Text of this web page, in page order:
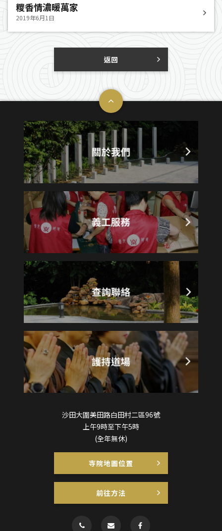
糭香情濃暖萬家
2019年6月1日
返回
沙田大圍美田路白田村二區96號
上午9時至下午5時
(全年無休)
寺院地圖位置
前往方法